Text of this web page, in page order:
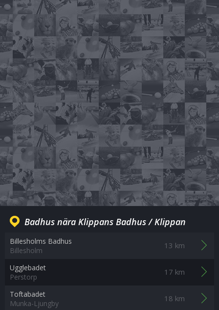
Badhus nära Klippans Badhus / Klippan
Billesholms Badhus
Billesholm
13 km
Ugglebadet
Perstorp
17 km
Toftabadet
Munka-Ljungby
18 km